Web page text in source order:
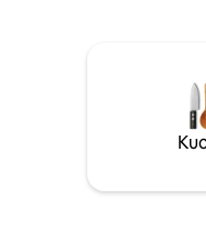
szybki i
zakątka.
na
obszarów, w
generatorów ozonu.
niedawno